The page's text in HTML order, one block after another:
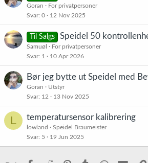
Goran
For privatpersoner
Svar 0 12 Nov 2025
Til Salgs Speidel 50
Samuøl
For privatpersoner
Svar 1 10 Apr 2026
Bør jeg bytte ut Speidel med
Goran
Utstyr
Svar 12 13 Nov 2025
L temperatursensor kalibrering
lowland
Speidel Braumeister
Svar 5 19 Jun 2025